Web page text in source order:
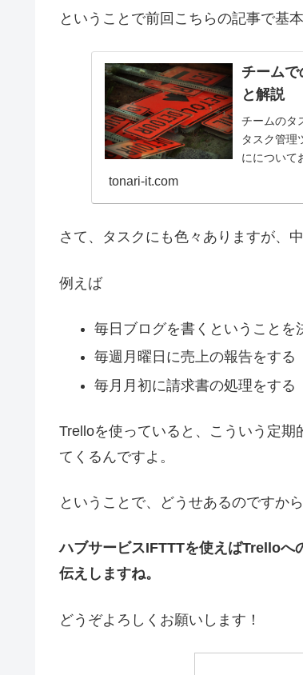
ということで前回こちらの記事で基
チーム
と解説
チームのタ
タスク管理
にについて
tonari-it.com
さて、タスクにも色々ありますが、
例えば
毎日ブログを書くということを
毎週月曜日に売上の報告をする
毎月月初に請求書の処理をする
Trelloを使っていると、こういう定
てくるんですよ。
ということで、どうせあるのですか
ハブサービスIFTTTを使えばTrelloへ
伝えしますね。
どうぞよろしくお願いします！